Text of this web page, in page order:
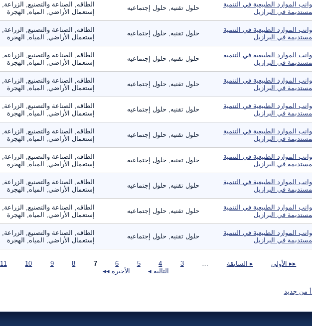
الموارد الطبيعية في التنمية
في البرازيل
حلول تقنيه, حلول إجتماعيه
الطاقه, الصناعة والتصنيع, الزراعة,
إستعمال الأراضي, المياه, الهجرة
الموارد الطبيعية في التنمية
في البرازيل
حلول تقنيه, حلول إجتماعيه
الطاقه, الصناعة والتصنيع, الزراعة,
إستعمال الأراضي, المياه, الهجرة
الموارد الطبيعية في التنمية
في البرازيل
حلول تقنيه, حلول إجتماعيه
الطاقه, الصناعة والتصنيع, الزراعة,
إستعمال الأراضي, المياه, الهجرة
الموارد الطبيعية في التنمية
في البرازيل
حلول تقنيه, حلول إجتماعيه
الطاقه, الصناعة والتصنيع, الزراعة,
إستعمال الأراضي, المياه, الهجرة
الموارد الطبيعية في التنمية
في البرازيل
حلول تقنيه, حلول إجتماعيه
الطاقه, الصناعة والتصنيع, الزراعة,
إستعمال الأراضي, المياه, الهجرة
الموارد الطبيعية في التنمية
في البرازيل
حلول تقنيه, حلول إجتماعيه
الطاقه, الصناعة والتصنيع, الزراعة,
إستعمال الأراضي, المياه, الهجرة
الموارد الطبيعية في التنمية
في البرازيل
حلول تقنيه, حلول إجتماعيه
الطاقه, الصناعة والتصنيع, الزراعة,
إستعمال الأراضي, المياه, الهجرة
الموارد الطبيعية في التنمية
في البرازيل
حلول تقنيه, حلول إجتماعيه
الطاقه, الصناعة والتصنيع, الزراعة,
إستعمال الأراضي, المياه, الهجرة
الموارد الطبيعية في التنمية
في البرازيل
حلول تقنيه, حلول إجتماعيه
الطاقه, الصناعة والتصنيع, الزراعة,
إستعمال الأراضي, المياه, الهجرة
الموارد الطبيعية في التنمية
في البرازيل
حلول تقنيه, حلول إجتماعيه
الطاقه, الصناعة والتصنيع, الزراعة,
إستعمال الأراضي, المياه, الهجرة
▸▸ الأولى ▸ السابقة 3
4
5
6
7
8
9
10
11
التالية ◂
الأخيرة ◂◂
من جديد